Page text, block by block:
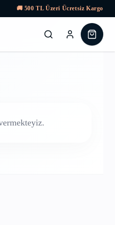
🚚 500 TL Üzeri Ücretsiz Kargo